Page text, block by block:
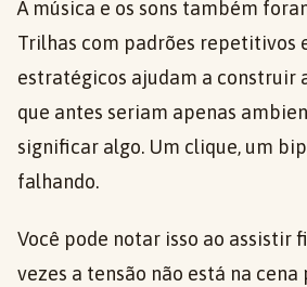
A música e os sons também
Trilhas com padrões repetitivos
estratégicos ajudam a construir
que antes seriam apenas
significar algo. Um clique, um
falhando.
Você pode notar isso ao assistir
vezes a tensão não está na